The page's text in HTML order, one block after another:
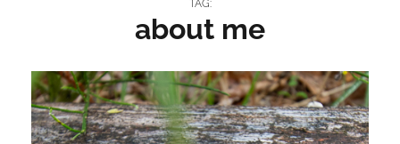
TAG:
about me